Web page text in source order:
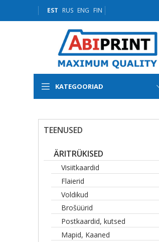
EST RUS ENG FIN
KATEGOORIAD
TEENUSED
ÄRITRÜKISED
Visiitkaardid
Flaierid
Voldikud
Brošüürid
Postkaardid, kutsed
Mapid, Kaaned